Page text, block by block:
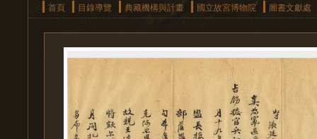
首頁
目錄導覽 典藏機構與計畫 國立故宮博物院 圖書文獻處